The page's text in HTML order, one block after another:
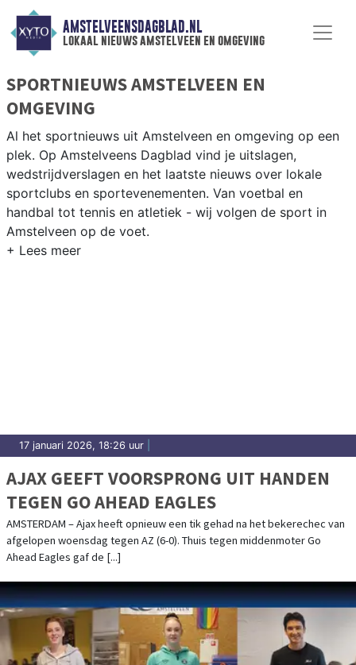
AMSTELVEENSDAGBLAD.NL
lokaal nieuws amstelveen en omgeving
SPORTNIEUWS AMSTELVEEN EN
OMGEVING
Al het sportnieuws uit Amstelveen en omgeving op een
plek. Op Amstelveens Dagblad vind je uitslagen,
wedstrijdverslagen en het laatste nieuws over lokale
sportclubs en sportevenementen. Van voetbal en
handbal tot tennis en atletiek - wij volgen de sport in
Amstelveen op de voet.
17 januari 2026, 18:26 uur
AJAX GEEFT VOORSPRONG UIT HANDEN
TEGEN GO AHEAD EAGLES
AMSTERDAM – Ajax heeft opnieuw een tik gehad na het bekerechec van
afgelopen woensdag tegen AZ (6-0). Thuis tegen middenmoter Go
Ahead Eagles gaf de [...]